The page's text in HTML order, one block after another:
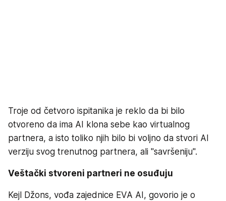
Troje od četvoro ispitanika je reklo da bi bilo
otvoreno da ima AI klona sebe kao virtualnog
partnera, a isto toliko njih bilo bi voljno da stvori AI
verziju svog trenutnog partnera, ali "savršeniju".
Veštački stvoreni partneri ne osuđuju
Kejl Džons, vođa zajednice EVA AI, govorio je o